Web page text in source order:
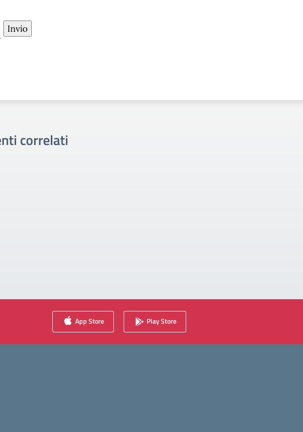
correlati
App Store Play Store